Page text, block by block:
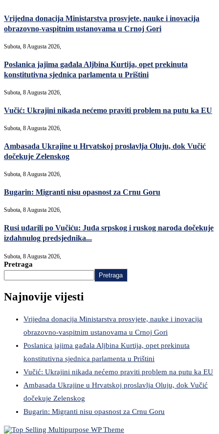
Vrijedna donacija Ministarstva prosvjete, nauke i inovacija
obrazovno-vaspitnim ustanovama u Crnoj Gori
Subota, 8 Augusta 2026,
Poslanica jajima gađala Aljbina Kurtija, opet prekinuta
konstitutivna sjednica parlamenta u Prištini
Subota, 8 Augusta 2026,
Vučić: Ukrajini nikada nećemo praviti problem na putu ka EU
Subota, 8 Augusta 2026,
Ambasada Ukrajine u Hrvatskoj proslavlja Oluju, dok Vučić
dočekuje Zelenskog
Subota, 8 Augusta 2026,
Bugarin: Migranti nisu opasnost za Crnu Goru
Subota, 8 Augusta 2026,
Rusi udarili po Vučiću: Juda srpskog i ruskog naroda dočekuje
izdahnulog predsjednika...
Subota, 8 Augusta 2026,
Pretraga
Pretraga
Najnovije vijesti
Vrijedna donacija Ministarstva prosvjete, nauke i inovacija
obrazovno-vaspitnim ustanovama u Crnoj Gori
Poslanica jajima gađala Aljbina Kurtija, opet prekinuta
konstitutivna sjednica parlamenta u Prištini
Vučić: Ukrajini nikada nećemo praviti problem na putu ka EU
Ambasada Ukrajine u Hrvatskoj proslavlja Oluju, dok Vučić
dočekuje Zelenskog
Bugarin: Migranti nisu opasnost za Crnu Goru